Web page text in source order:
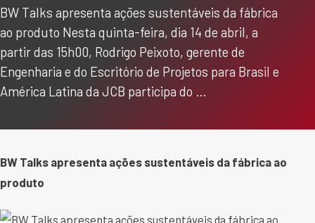
BW Talks apresenta ações sustentáveis da fábrica
ao produto Nesta quinta-feira, dia 14 de abril, a
partir das 15h00, Rodrigo Peixoto, gerente de
Engenharia e do Escritório de Projetos para Brasil e
América Latina da JCB participa do …
BW Talks apresenta ações sustentáveis da fábrica ao
produto